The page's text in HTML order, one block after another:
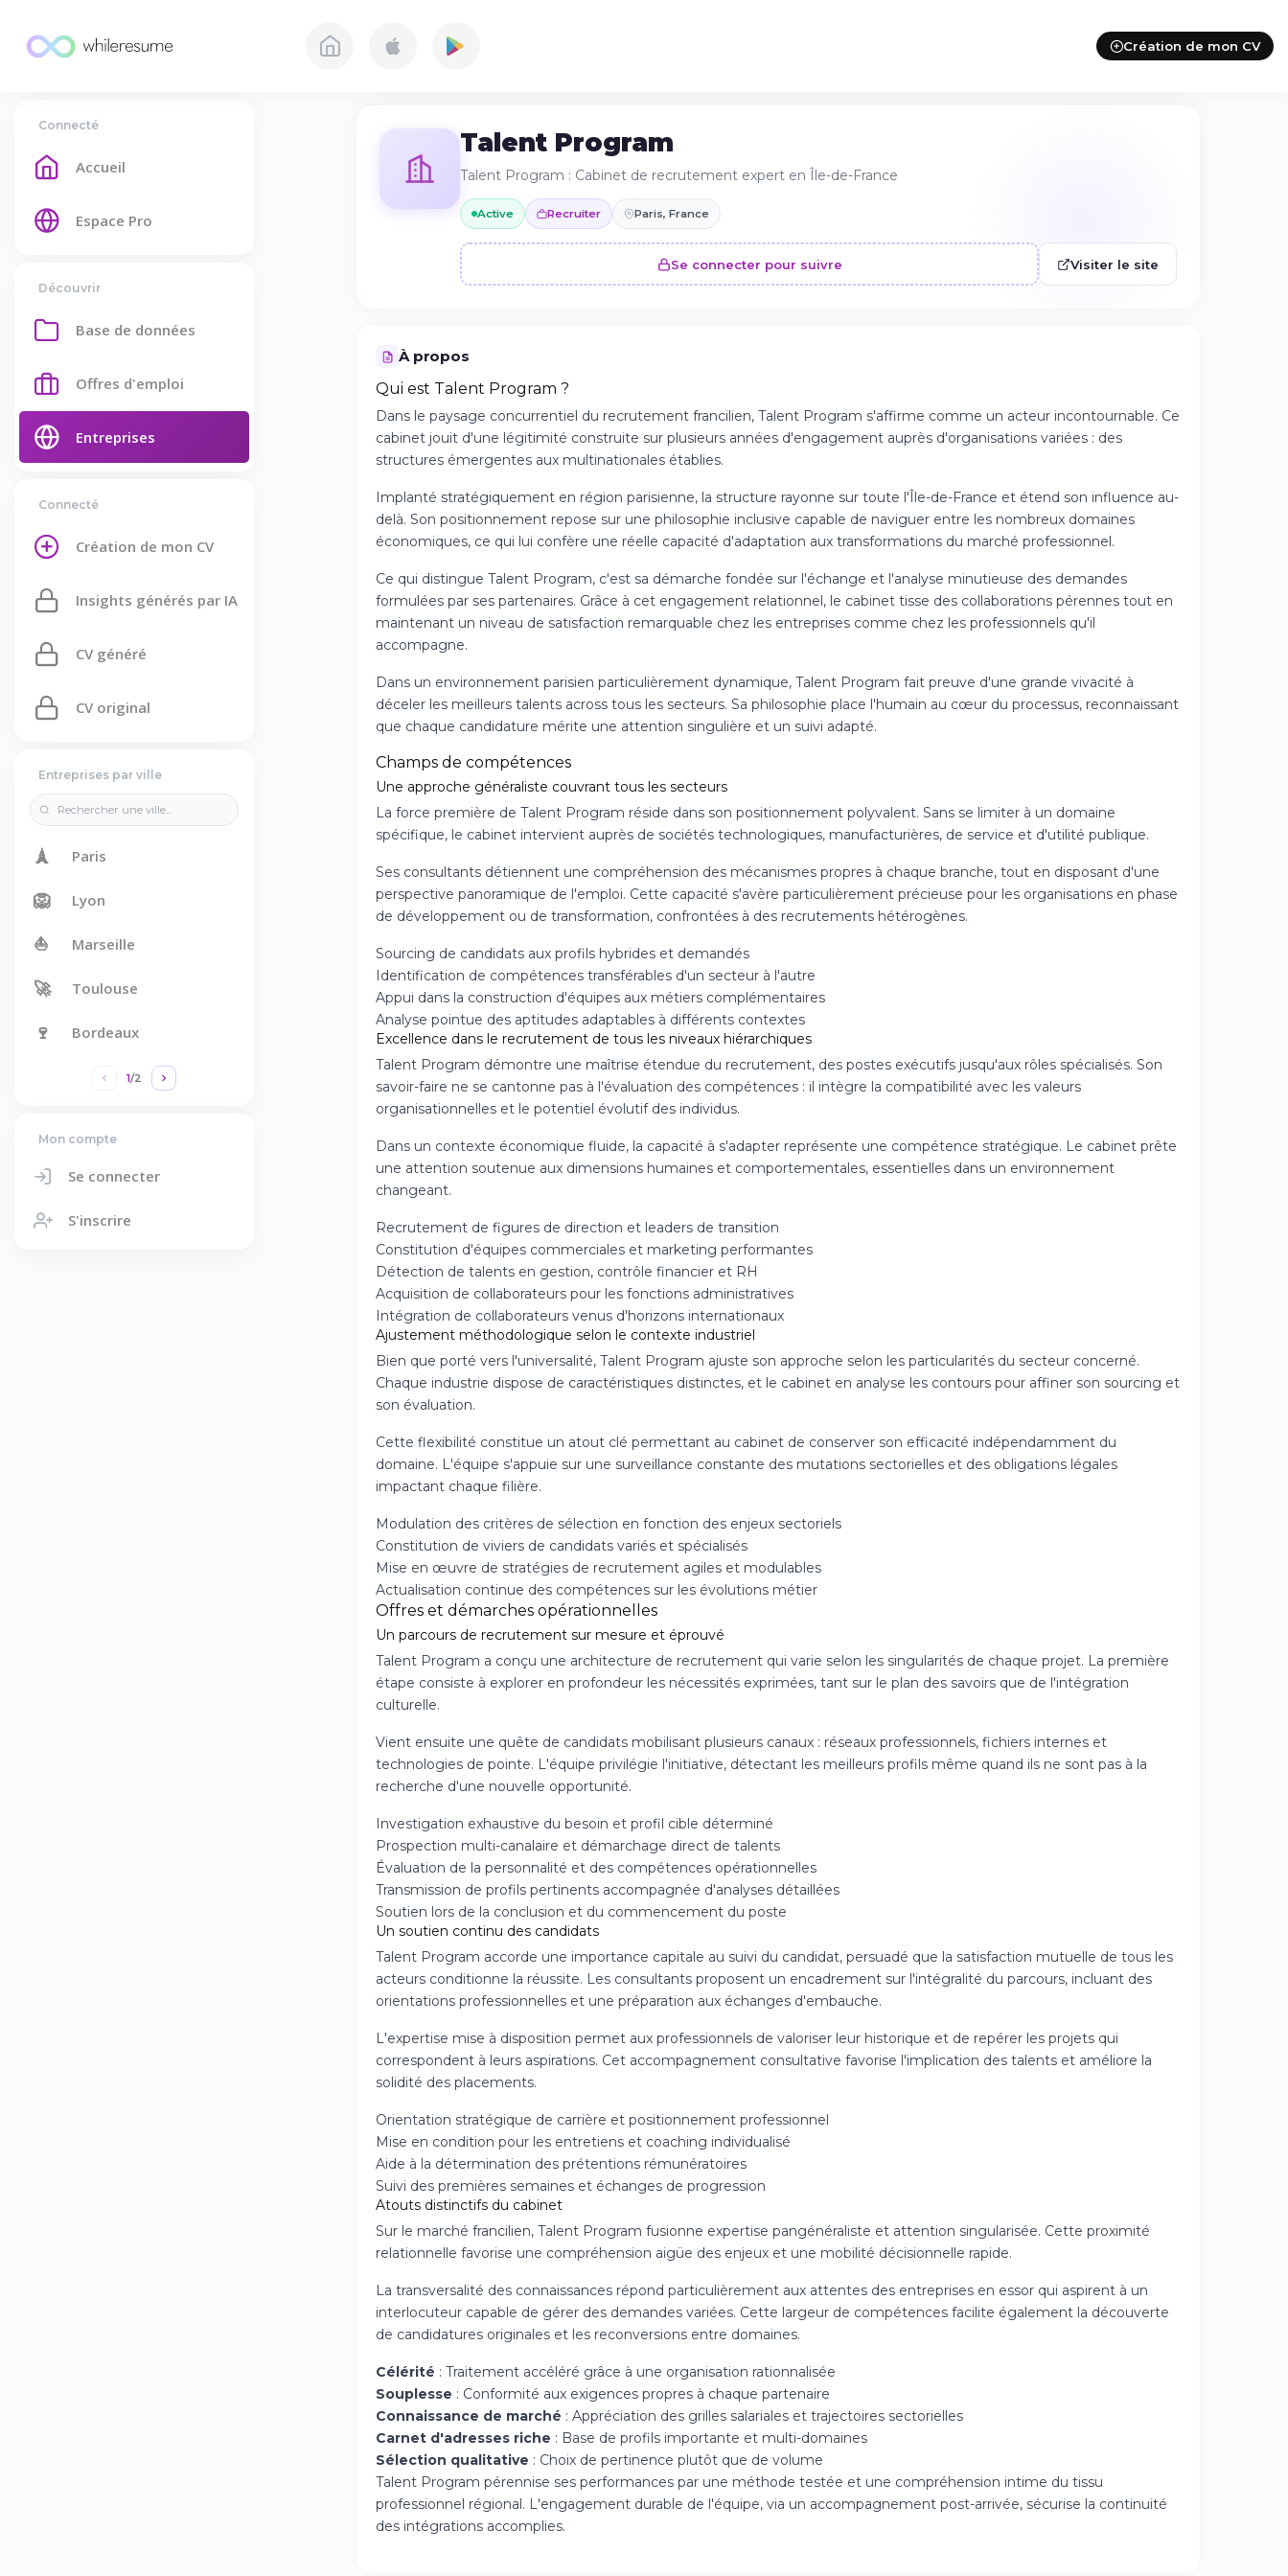
Création de mon CV
Connecté
Accueil
Espace Pro
Découvrir
Base de données
Offres d'emploi
Entreprises
Connecté
Création de mon CV
Insights générés par IA
CV généré
CV original
Entreprises par ville
🗼 Paris
🦁 Lyon
⛵ Marseille
🚀 Toulouse
🍷 Bordeaux
1/2
Mon compte
Se connecter
S'inscrire
Talent Program
Talent Program : Cabinet de recrutement expert en Île-de-France
Active Recruiter Paris, France
Se connecter pour suivre Visiter le site
À propos
Qui est Talent Program ?
Dans le paysage concurrentiel du recrutement francilien, Talent Program s'affirme comme un acteur incontournable. Ce
cabinet jouit d'une légitimité construite sur plusieurs années d'engagement auprès d'organisations variées : des
structures émergentes aux multinationales établies.
Implanté stratégiquement en région parisienne, la structure rayonne sur toute l'Île-de-France et étend son influence au-
delà. Son positionnement repose sur une philosophie inclusive capable de naviguer entre les nombreux domaines
économiques, ce qui lui confère une réelle capacité d'adaptation aux transformations du marché professionnel.
Ce qui distingue Talent Program, c'est sa démarche fondée sur l'échange et l'analyse minutieuse des demandes
formulées par ses partenaires. Grâce à cet engagement relationnel, le cabinet tisse des collaborations pérennes tout en
maintenant un niveau de satisfaction remarquable chez les entreprises comme chez les professionnels qu'il
accompagne.
Dans un environnement parisien particulièrement dynamique, Talent Program fait preuve d'une grande vivacité à
déceler les meilleurs talents across tous les secteurs. Sa philosophie place l'humain au cœur du processus, reconnaissant
que chaque candidature mérite une attention singulière et un suivi adapté.
Champs de compétences
Une approche généraliste couvrant tous les secteurs
La force première de Talent Program réside dans son positionnement polyvalent. Sans se limiter à un domaine
spécifique, le cabinet intervient auprès de sociétés technologiques, manufacturières, de service et d'utilité publique.
Ses consultants détiennent une compréhension des mécanismes propres à chaque branche, tout en disposant d'une
perspective panoramique de l'emploi. Cette capacité s'avère particulièrement précieuse pour les organisations en phase
de développement ou de transformation, confrontées à des recrutements hétérogènes.
Sourcing de candidats aux profils hybrides et demandés
Identification de compétences transférables d'un secteur à l'autre
Appui dans la construction d'équipes aux métiers complémentaires
Analyse pointue des aptitudes adaptables à différents contextes
Excellence dans le recrutement de tous les niveaux hiérarchiques
Talent Program démontre une maîtrise étendue du recrutement, des postes exécutifs jusqu'aux rôles spécialisés. Son
savoir-faire ne se cantonne pas à l'évaluation des compétences : il intègre la compatibilité avec les valeurs
organisationnelles et le potentiel évolutif des individus.
Dans un contexte économique fluide, la capacité à s'adapter représente une compétence stratégique. Le cabinet prête
une attention soutenue aux dimensions humaines et comportementales, essentielles dans un environnement
changeant.
Recrutement de figures de direction et leaders de transition
Constitution d'équipes commerciales et marketing performantes
Détection de talents en gestion, contrôle financier et RH
Acquisition de collaborateurs pour les fonctions administratives
Intégration de collaborateurs venus d'horizons internationaux
Ajustement méthodologique selon le contexte industriel
Bien que porté vers l'universalité, Talent Program ajuste son approche selon les particularités du secteur concerné.
Chaque industrie dispose de caractéristiques distinctes, et le cabinet en analyse les contours pour affiner son sourcing et
son évaluation.
Cette flexibilité constitue un atout clé permettant au cabinet de conserver son efficacité indépendamment du
domaine. L'équipe s'appuie sur une surveillance constante des mutations sectorielles et des obligations légales
impactant chaque filière.
Modulation des critères de sélection en fonction des enjeux sectoriels
Constitution de viviers de candidats variés et spécialisés
Mise en œuvre de stratégies de recrutement agiles et modulables
Actualisation continue des compétences sur les évolutions métier
Offres et démarches opérationnelles
Un parcours de recrutement sur mesure et éprouvé
Talent Program a conçu une architecture de recrutement qui varie selon les singularités de chaque projet. La première
étape consiste à explorer en profondeur les nécessités exprimées, tant sur le plan des savoirs que de l'intégration
culturelle.
Vient ensuite une quête de candidats mobilisant plusieurs canaux : réseaux professionnels, fichiers internes et
technologies de pointe. L'équipe privilégie l'initiative, détectant les meilleurs profils même quand ils ne sont pas à la
recherche d'une nouvelle opportunité.
Investigation exhaustive du besoin et profil cible déterminé
Prospection multi-canalaire et démarchage direct de talents
Évaluation de la personnalité et des compétences opérationnelles
Transmission de profils pertinents accompagnée d'analyses détaillées
Soutien lors de la conclusion et du commencement du poste
Un soutien continu des candidats
Talent Program accorde une importance capitale au suivi du candidat, persuadé que la satisfaction mutuelle de tous les
acteurs conditionne la réussite. Les consultants proposent un encadrement sur l'intégralité du parcours, incluant des
orientations professionnelles et une préparation aux échanges d'embauche.
L'expertise mise à disposition permet aux professionnels de valoriser leur historique et de repérer les projets qui
correspondent à leurs aspirations. Cet accompagnement consultative favorise l'implication des talents et améliore la
solidité des placements.
Orientation stratégique de carrière et positionnement professionnel
Mise en condition pour les entretiens et coaching individualisé
Aide à la détermination des prétentions rémunératoires
Suivi des premières semaines et échanges de progression
Atouts distinctifs du cabinet
Sur le marché francilien, Talent Program fusionne expertise pangénéraliste et attention singularisée. Cette proximité
relationnelle favorise une compréhension aigüe des enjeux et une mobilité décisionnelle rapide.
La transversalité des connaissances répond particulièrement aux attentes des entreprises en essor qui aspirent à un
interlocuteur capable de gérer des demandes variées. Cette largeur de compétences facilite également la découverte
de candidatures originales et les reconversions entre domaines.
Célérité : Traitement accéléré grâce à une organisation rationnalisée
Souplesse : Conformité aux exigences propres à chaque partenaire
Connaissance de marché : Appréciation des grilles salariales et trajectoires sectorielles
Carnet d'adresses riche : Base de profils importante et multi-domaines
Sélection qualitative : Choix de pertinence plutôt que de volume
Talent Program pérennise ses performances par une méthode testée et une compréhension intime du tissu
professionnel régional. L'engagement durable de l'équipe, via un accompagnement post-arrivée, sécurise la continuité
des intégrations accomplies.